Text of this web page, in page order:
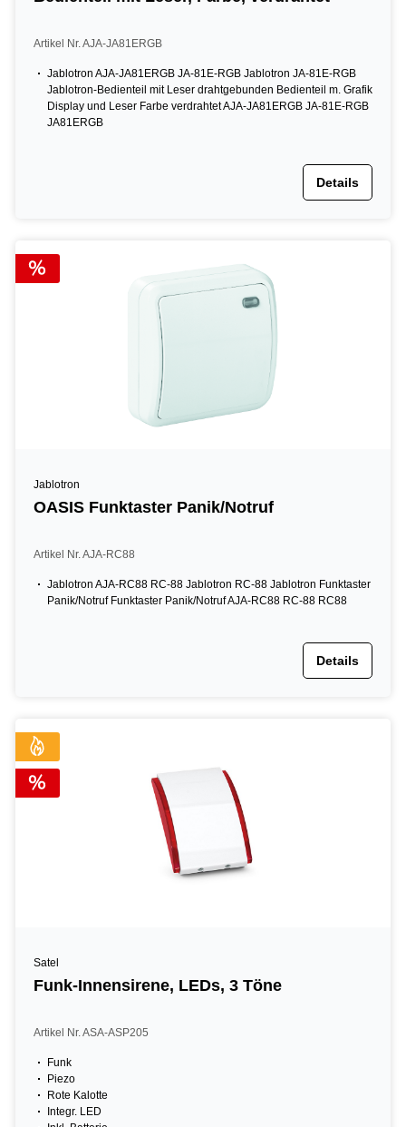
Artikel Nr. AJA-JA81ERGB
Jablotron AJA-JA81ERGB JA-81E-RGB Jablotron JA-81E-RGB
Jablotron-Bedienteil mit Leser drahtgebunden Bedienteil m. Grafik
Display und Leser Farbe verdrahtet AJA-JA81ERGB JA-81E-RGB
JA81ERGB
Details
Jablotron
OASIS Funktaster Panik/Notruf
Artikel Nr. AJA-RC88
Jablotron AJA-RC88 RC-88 Jablotron RC-88 Jablotron Funktaster
Panik/Notruf Funktaster Panik/Notruf AJA-RC88 RC-88 RC88
Details
Satel
Funk-Innensirene, LEDs, 3 Töne
Artikel Nr. ASA-ASP205
Funk
Piezo
Rote Kalotte
Integr. LED